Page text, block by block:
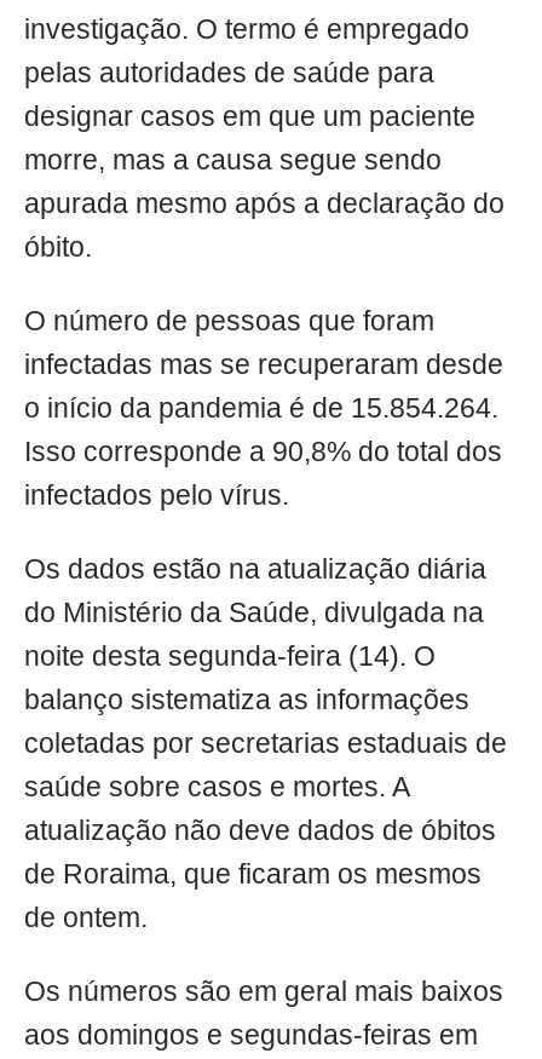
investigação. O termo é empregado
pelas autoridades de saúde para
designar casos em que um paciente
morre, mas a causa segue sendo
apurada mesmo após a declaração do
óbito.
O número de pessoas que foram
infectadas mas se recuperaram desde
o início da pandemia é de 15.854.264.
Isso corresponde a 90,8% do total dos
infectados pelo vírus.
Os dados estão na atualização diária
do Ministério da Saúde, divulgada na
noite desta segunda-feira (14). O
balanço sistematiza as informações
coletadas por secretarias estaduais de
saúde sobre casos e mortes. A
atualização não deve dados de óbitos
de Roraima, que ficaram os mesmos
de ontem.
Os números são em geral mais baixos
aos domingos e segundas-feiras em